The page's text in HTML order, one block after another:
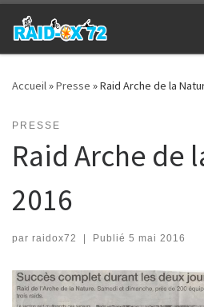
Passer au contenu
Accueil»Presse »Raid Arche de la
PRESSE
Raid Arche de
2016
par raidox72 | Publié 5 mai 2016